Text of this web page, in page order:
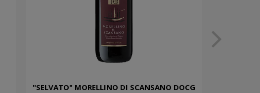
"SELVATO" MORELLINO DI SCANSANO DOCG